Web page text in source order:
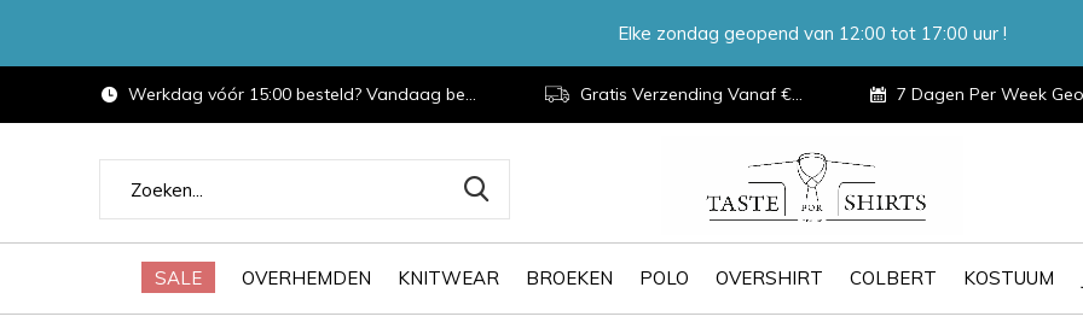
SALE OVERHEMDEN KNITWEAR BROEKEN POLO OVERSHIRT COLBERT KOSTUUM
Werkdag vóór 15:00 besteld? Vandaag bezorgd. Gratis Verzending Vanaf €100,- 7 Dagen Per Week Geopend
Elke zondag geopend van 12:00 tot 17:00 uur !